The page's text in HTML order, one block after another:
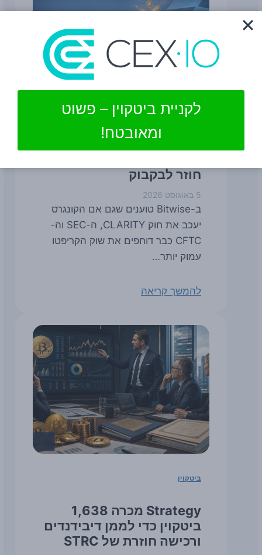
רגולציה
חוזר לבקבוק
5 באוגוסט 2026
ב-Bitwise טוענים שגם אם הקונגרס
יעכב את חוק CLARITY, ה-SEC וה-
CFTC כבר דוחפים את שוק הקריפטו
עמוק יותר…
להמשך קריאה
ביטקוין
Strategy מכרה 1,638
ביטקוין כדי לממן דיבידנדים
ורכישה חוזרת של STRC
לקניית ביטקוין – פשוט
ומאובטח!